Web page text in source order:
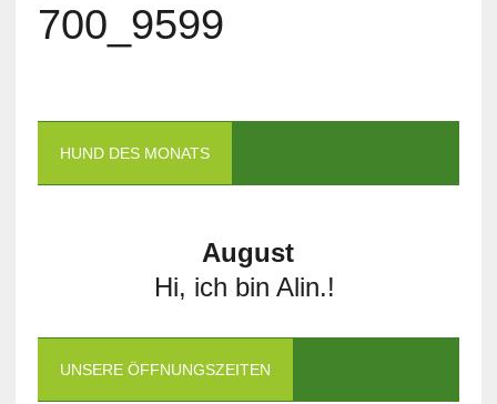
700_9599
HUND DES MONATS
August
Hi, ich bin Alin.!
UNSERE ÖFFNUNGSZEITEN